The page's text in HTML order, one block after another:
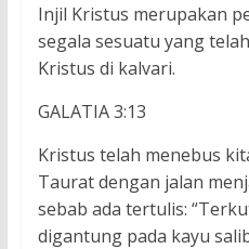
Injil Kristus merupakan
segala sesuatu yang
Kristus di kalvari.
GALATIA 3:13
Kristus telah menebus
Taurat dengan jalan
sebab ada tertulis:
digantung pada kayu